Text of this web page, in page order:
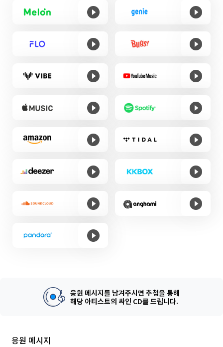
응원 메시지를 남겨주시면 추첨을 통해
해당 아티스트의 싸인 CD를 드립니다.
응원 메시지